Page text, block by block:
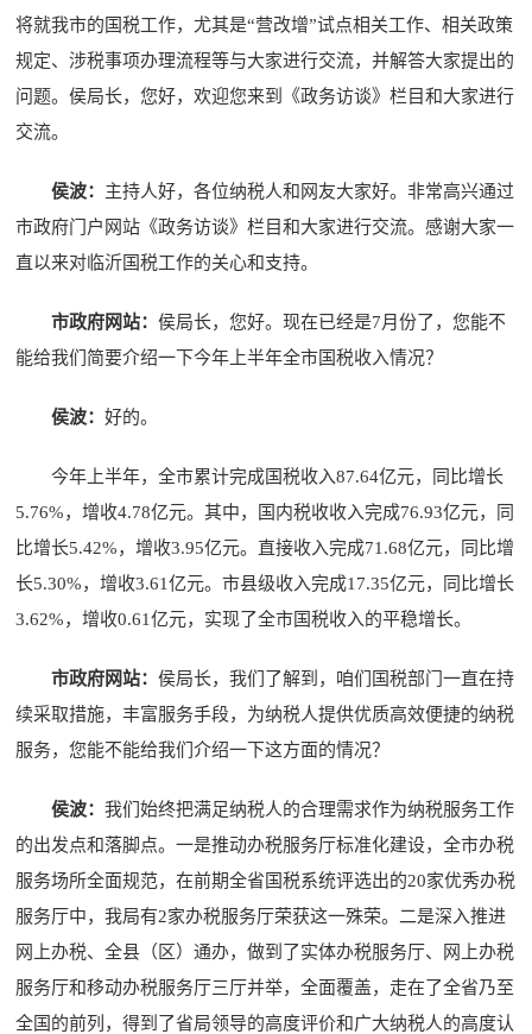
将就我市的国税工作，尤其是“营改增”试点相关工作、相关政策
规定、涉税事项办理流程等与大家进行交流，并解答大家提出的
问题。侯局长，您好，欢迎您来到《政务访谈》栏目和大家进行
交流。
侯波： 主持人好，各位纳税人和网友大家好。非常高兴通过
市政府门户网站《政务访谈》栏目和大家进行交流。感谢大家一
直以来对临沂国税工作的关心和支持。
市政府网站：侯局长，您好。现在已经是7月份了，您能不
能给我们简要介绍一下今年上半年全市国税收入情况？
侯波：好的。
今年上半年，全市累计完成国税收入87.64亿元，同比增长
5.76%，增收4.78亿元。其中，国内税收收入完成76.93亿元，同
比增长5.42%，增收3.95亿元。直接收入完成71.68亿元，同比增
长5.30%，增收3.61亿元。市县级收入完成17.35亿元，同比增长
3.62%，增收0.61亿元，实现了全市国税收入的平稳增长。
市政府网站：侯局长，我们了解到，咱们国税部门一直在持
续采取措施，丰富服务手段，为纳税人提供优质高效便捷的纳税
服务，您能不能给我们介绍一下这方面的情况？
侯波：我们始终把满足纳税人的合理需求作为纳税服务工作
的出发点和落脚点。一是推动办税服务厅标准化建设，全市办税
服务场所全面规范，在前期全省国税系统评选出的20家优秀办税
服务厅中，我局有2家办税服务厅荣获这一殊荣。二是深入推进
网上办税、全县（区）通办，做到了实体办税服务厅、网上办税
服务厅和移动办税服务厅三厅并举，全面覆盖，走在了全省乃至
全国的前列，得到了省局领导的高度评价和广大纳税人的高度认